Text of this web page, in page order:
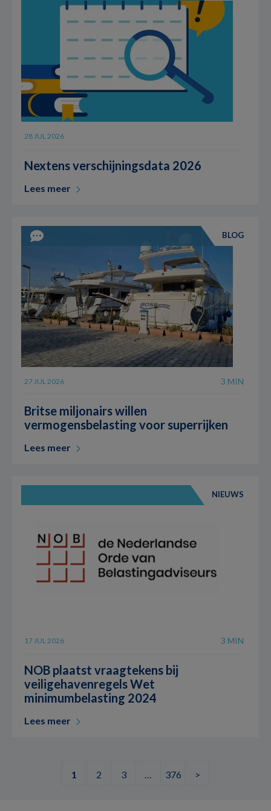
28 JUL 2026
Nextens verschijningsdata 2026
Lees meer
BLOG
27 JUL 2026 3 MIN
Britse miljonairs willen
vermogensbelasting voor superrijken
Lees meer
NIEUWS
17 JUL 2026 3 MIN
NOB plaatst vraagtekens bij
veiligehavenregels Wet
minimumbelasting 2024
Lees meer
1 2 3 … 376 >